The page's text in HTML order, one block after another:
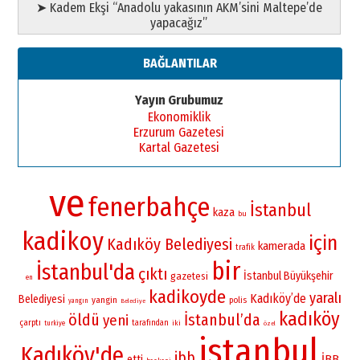
➤ Kadem Ekşi “Anadolu yakasının AKM’sini Maltepe’de
yapacağız”
BAĞLANTILAR
Yayın Grubumuz
Ekonomiklik
Erzurum Gazetesi
Kartal Gazetesi
vefenerbahçe kaza bu İstanbul
kadikoy Kadıköy Belediyesi trafik kamerada için
en İstanbul'da çıktı gazetesi bir İstanbul Büyükşehir
Belediyesi yangın yangin Belediye kadikoyde polis Kadıköy’de yaralı
çarptı turkiye öldü yeni tarafından iki İstanbul’da özel kadıköy
istanbul